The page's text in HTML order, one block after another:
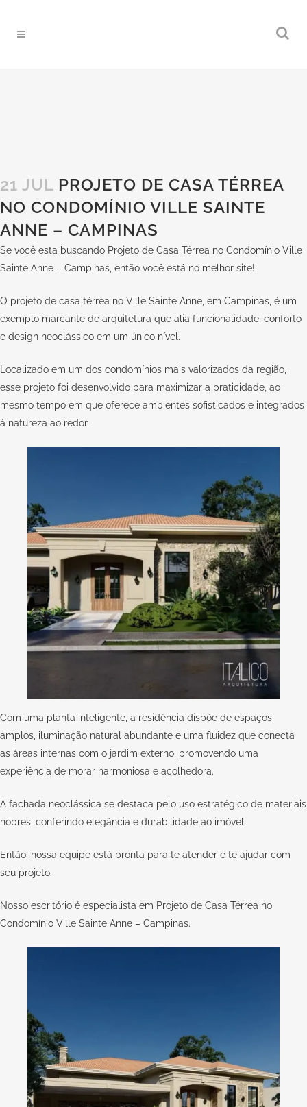
21 JUL PROJETO DE CASA TÉRREA
NO CONDOMÍNIO VILLE SAINTE
ANNE – CAMPINAS
Se você esta buscando Projeto de Casa Térrea no Condomínio Ville
Sainte Anne – Campinas, então você está no melhor site!
O projeto de casa térrea no Ville Sainte Anne, em Campinas, é um
exemplo marcante de arquitetura que alia funcionalidade, conforto
e design neoclássico em um único nível.
Localizado em um dos condomínios mais valorizados da região,
esse projeto foi desenvolvido para maximizar a praticidade, ao
mesmo tempo em que oferece ambientes sofisticados e integrados
à natureza ao redor.
Com uma planta inteligente, a residência dispõe de espaços
amplos, iluminação natural abundante e uma fluidez que conecta
as áreas internas com o jardim externo, promovendo uma
experiência de morar harmoniosa e acolhedora.
A fachada neoclássica se destaca pelo uso estratégico de materiais
nobres, conferindo elegância e durabilidade ao imóvel.
Então, nossa equipe está pronta para te atender e te ajudar com
seu projeto.
Nosso escritório é especialista em Projeto de Casa Térrea no
Condomínio Ville Sainte Anne – Campinas.